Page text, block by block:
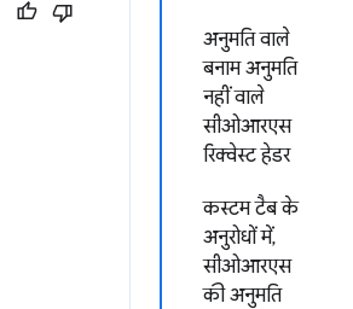
अनुमति वाले
बनाम अनुमति
नहीं वाले
सीओआरएस
रिक्वेस्ट हेडर
कस्टम टैब के
अनुरोधों में,
सीओआरएस
की अनुमति